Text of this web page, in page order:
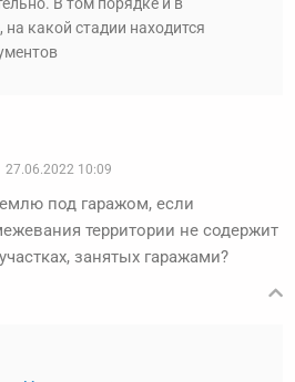
В том порядке и в
на какой стадии находится
27.06.2022 10:09
под гаражом, если
территории не содержит
занятых гаражами?